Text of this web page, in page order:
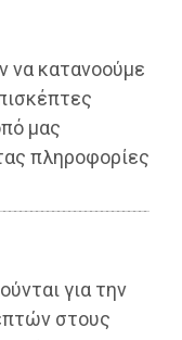
να κατανοούμε
μας
πληροφορίες
για την
στους
Άι Γιώργη